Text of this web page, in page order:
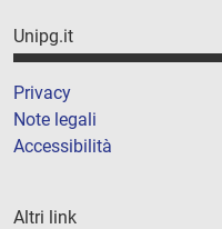
Unipg.it
Privacy
Note legali
Accessibilità
Altri link